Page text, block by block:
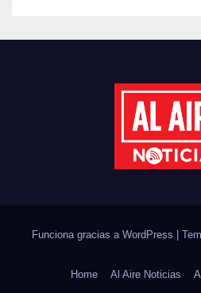
DEL CICLO
Funciona gracias a WordPress |
Home Al Aire Noticias